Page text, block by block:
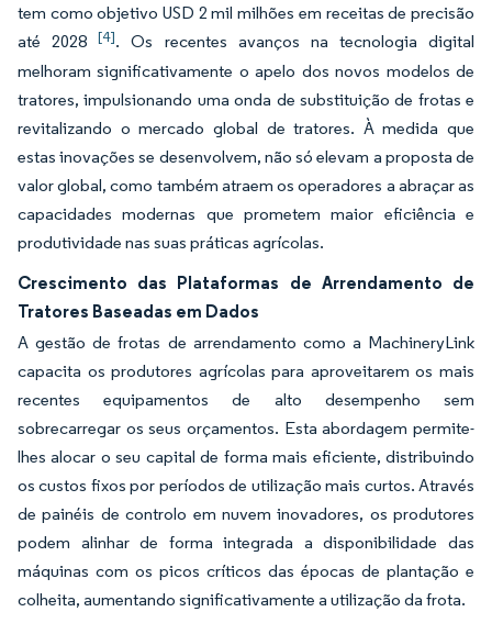
tem como objetivo USD 2 mil milhões em receitas de precisão
até 2028[4]. Os recentes avanços na tecnologia digital
melhoram significativamente o apelo dos novos modelos de
tratores, impulsionando uma onda de substituição de frotas e
revitalizando o mercado global de tratores. À medida que
estas inovações se desenvolvem, não só elevam a proposta de
valor global, como também atraem os operadores a abraçar as
capacidades modernas que prometem maior eficiência e
produtividade nas suas práticas agrícolas.
Crescimento das Plataformas de Arrendamento de
Tratores Baseadas em Dados
A gestão de frotas de arrendamento como a MachineryLink
capacita os produtores agrícolas para aproveitarem os mais
recentes equipamentos de alto desempenho sem
sobrecarregar os seus orçamentos. Esta abordagem permite-
lhes alocar o seu capital de forma mais eficiente, distribuindo
os custos fixos por períodos de utilização mais curtos. Através
de painéis de controlo em nuvem inovadores, os produtores
podem alinhar de forma integrada a disponibilidade das
máquinas com os picos críticos das épocas de plantação e
colheita, aumentando significativamente a utilização da frota.